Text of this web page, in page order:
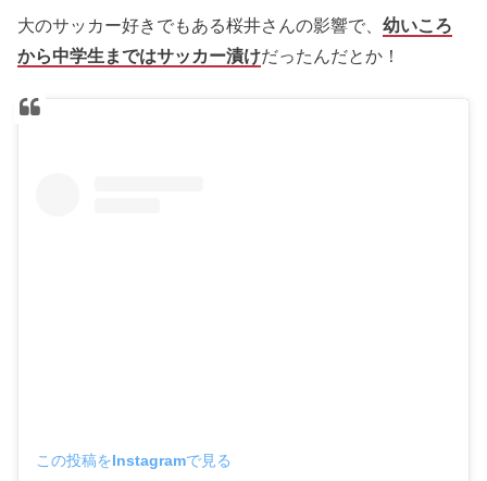
大のサッカー好きでもある桜井さんの影響で、幼いころ
から中学生まではサッカー漬けだったんだとか！
この投稿をInstagramで見る